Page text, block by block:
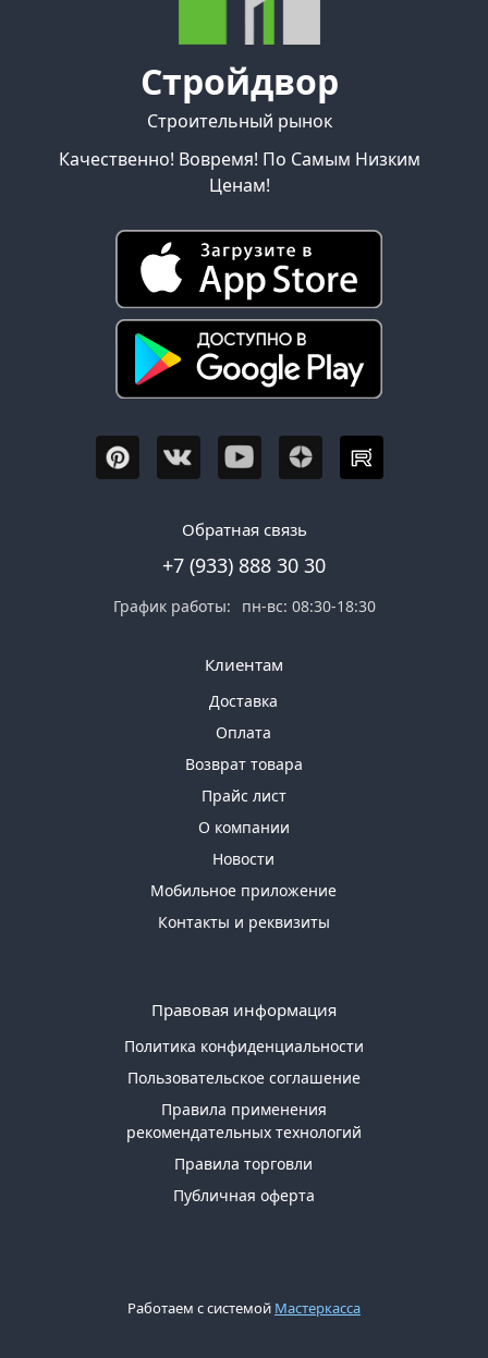
Стройдвор
Строительный рынок
Качественно! Вовремя! По Самым Низким
Ценам!
Обратная связь
+7 (933) 888 30 30
График работы: пн-вс: 08:30-18:30
Клиентам
Доставка
Оплата
Возврат товара
Прайс лист
О компании
Новости
Мобильное приложение
Контакты и реквизиты
Правовая информация
Политика конфиденциальности
Пользовательское соглашение
Правила применения
рекомендательных технологий
Правила торговли
Публичная оферта
Работаем с системой Мастеркасса